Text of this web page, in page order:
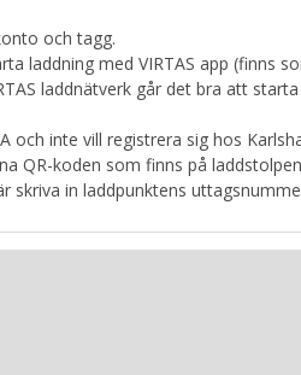
och tagg.
laddning med VIRTAS app (finns
laddnätverk går det bra att
och inte vill registrera sig hos
QR-koden som finns på
skriva in laddpunktens